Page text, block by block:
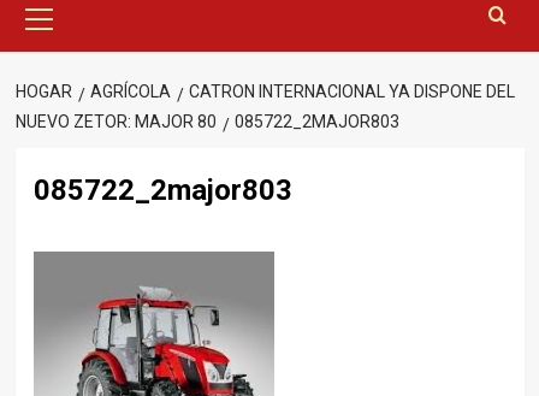
principal
HOGAR AGRÍCOLA
CATRON INTERNACIONAL YA DISPONE DEL
NUEVO ZETOR: MAJOR 80
085722_2MAJOR803
085722_2major803